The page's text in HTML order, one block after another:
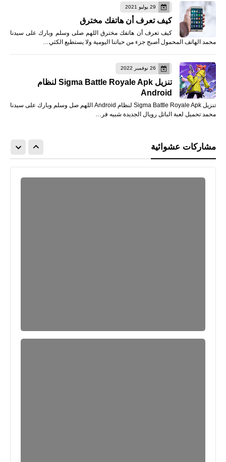
29 يوليو 2021
كيف تعرف أن هاتفك مخترق
كيف تعرف أن هاتفك مخترق اللهم صلى وسلم وبارك على سيدنا
محمد الهاتف المحمول أصبح جزء من حياتنا اليومية ولا يستطيع الكثي…
26 نوفمبر 2022
تنزيل Sigma Battle Royale Apk لنظام
Android
تنزيل Sigma Battle Royale Apk لنظام Android اللهم صل وسلم وبارك على سيدنا
محمد تحميل لعبة الباتل رويال الجديدة شبيه فر…
مشاركات عشوائية